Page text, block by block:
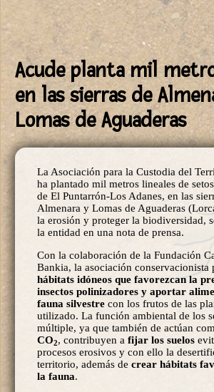
Acude planta mil
en las sierras de
Lomas de Aguaderas
La Asociación para la Custodia del
ha plantado mil metros lineales de
de El Puntarrón-Los Adanes, en las
Almenara y Lomas de Aguaderas
la erosión y proteger la biodiversidad,
la entidad en una nota de prensa.
Con la colaboración de la Fundación
Bankia, la asociación conservacionista
hábitats idóneos que favorezcan la
insectos polinizadores y aportar
fauna silvestre con los frutos de las
utilizado. La función ambiental de los
múltiple, ya que también de actúan
CO2, contribuyen a fijar los suelos
procesos erosivos y con ello la
territorio, además de crear hábitats
la fauna.